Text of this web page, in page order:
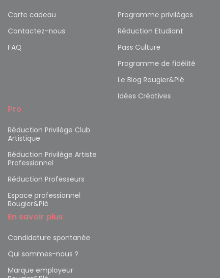
Carte cadeau
Contactez-nous
FAQ
Programme privilèges
Réduction Etudiant
Pass Culture
Programme de fidélité
Le Blog Rougier&Plé
Idées Créatives
Pro
Réduction Privilège Club
Artistique
Réduction Privilège Artiste
Professionnel
Réduction Professeurs
Espace professionnel
Rougier&Plé
En savoir plus
Candidature spontanée
Qui sommes-nous ?
Marque employeur